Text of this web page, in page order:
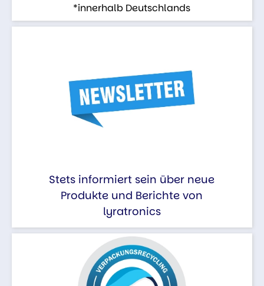
*innerhalb Deutschlands
Stets informiert sein über neue
Produkte und Berichte von
lyratronics